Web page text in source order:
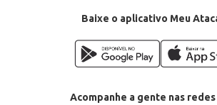
Baixe o aplicativo Meu
Acompanhe a gente nas